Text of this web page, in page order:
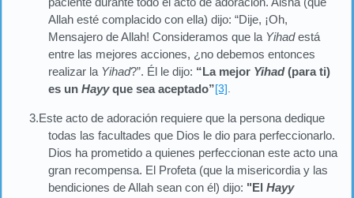
Allah esté complacido con ella) dijo: “Dije, ¡Oh,
Mensajero de Allah! Consideramos que la Yihadestá
entre las mejores acciones, ¿no debemos entonces
realizar la Yihad?”. Él le dijo: “La mejor Yihad(para ti)
es un Hayyque sea aceptado”[3].
3.Este acto de adoración requiere que la persona dedique
todas las facultades que Dios le dio para perfeccionarlo.
Dios ha prometido a quienes perfeccionan este acto una
gran recompensa. El Profeta (que la misericordia y las
bendiciones de Allah sean con él) dijo: "El Hayy